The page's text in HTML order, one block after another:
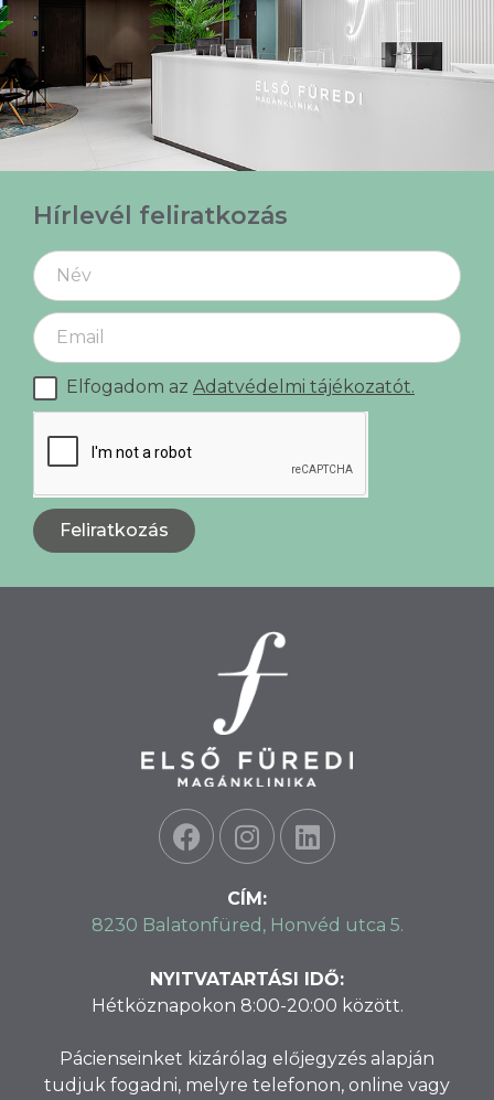
Hírlevél feliratkozás
Elfogadom az Adatvédelmi tájékozatót.
Feliratkozás
CÍM:
8230 Balatonfüred, Honvéd utca 5.
NYITVATARTÁSI IDŐ:
Hétköznapokon 8:00-20:00 között.
Pácienseinket kizárólag előjegyzés alapján
tudjuk fogadni, melyre telefonon, online vagy